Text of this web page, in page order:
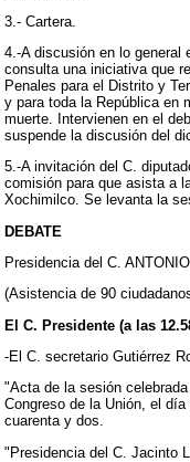
3.- Cartera.
4.-A discusión en lo general
consulta una iniciativa que
Penales para el Distrito y
y para toda la República en
muerte. Intervienen en el
suspende la discusión del
5.-A invitación del C.
comisión para que asista a
Xochimilco. Se levanta la
DEBATE
Presidencia del C.
(Asistencia de 90
El C. Presidente (a las
-El C. secretario Gutiérrez
"Acta de la sesión
Congreso de la Unión, el
cuarenta y dos.
"Presidencia del C. Jacinto